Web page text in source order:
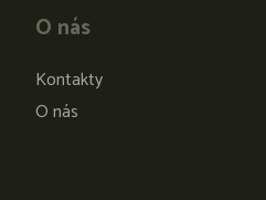
O nás
Kontakty
O nás